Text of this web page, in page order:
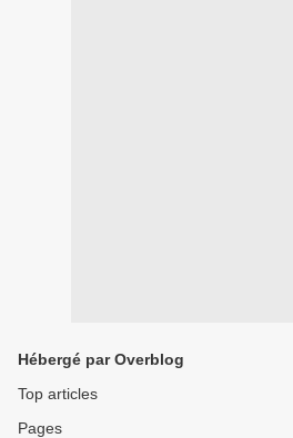
Hébergé par Overblog
Top articles
Pages